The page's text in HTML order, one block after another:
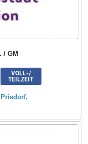
/ GM
VOLL-/
TEILZEIT
Prisdorf